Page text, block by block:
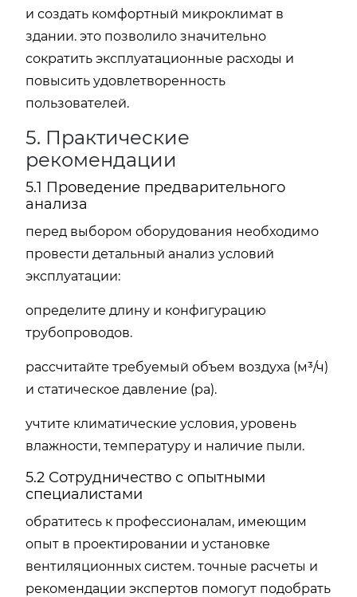
и создать комфортный микроклимат в
здании. это позволило значительно
сократить эксплуатационные расходы и
повысить удовлетворенность
пользователей.
5. Практические
рекомендации
5.1 Проведение предварительного
анализа
перед выбором оборудования необходимо
провести детальный анализ условий
эксплуатации:
определите длину и конфигурацию
трубопроводов.
рассчитайте требуемый объем воздуха (м³/ч)
и статическое давление (pa).
учтите климатические условия, уровень
влажности, температуру и наличие пыли.
5.2 Сотрудничество с опытными
специалистами
обратитесь к профессионалам, имеющим
опыт в проектировании и установке
вентиляционных систем. точные расчеты и
рекомендации экспертов помогут подобрать